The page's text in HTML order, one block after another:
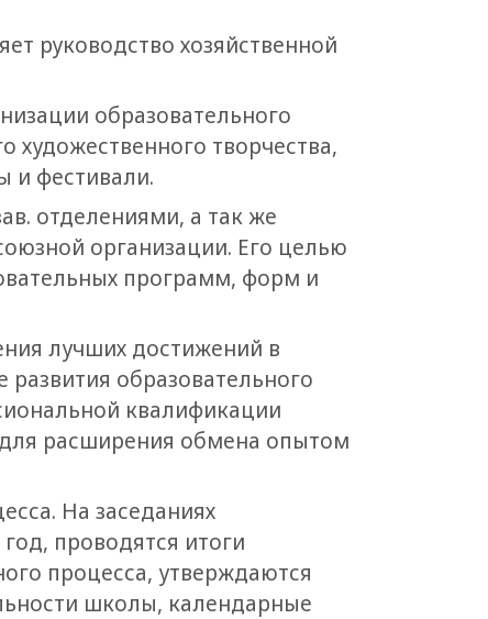
руководство хозяйственной
образовательного
художественного творчества,
и фестивали.
отделениями, а так же
организации. Его целью
программ, форм и
лучших достижений в
образовательного
квалификации
для расширения обмена опытом
На заседаниях
проводятся итоги
процесса, утверждаются
школы, календарные